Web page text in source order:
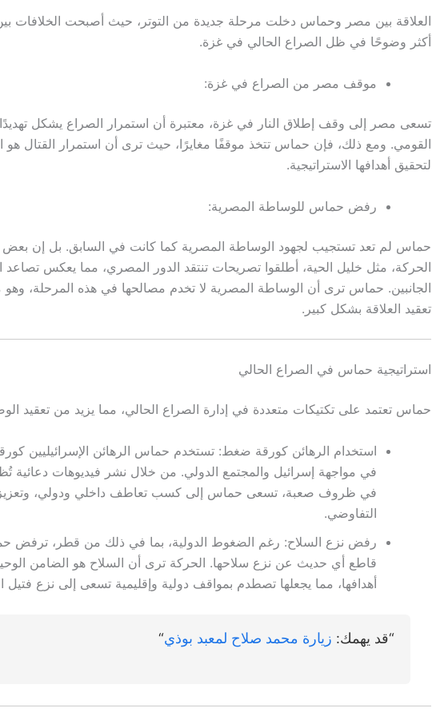
العلاقة بين مصر وحماس دخلت مرحلة جديدة من التوتر، حيث أصبحت الخلافات
أكثر وضوحًا في ظل الصراع الحالي في غزة.
موقف مصر من الصراع في غزة:
تسعى مصر إلى وقف إطلاق النار في غزة، معتبرة أن استمرار الصراع يشكل تهديدًا
القومي. ومع ذلك، فإن حماس تتخذ موقفًا مغايرًا، حيث ترى أن استمرار القتال هو
لتحقيق أهدافها الاستراتيجية.
رفض حماس للوساطة المصرية:
حماس لم تعد تستجيب لجهود الوساطة المصرية كما كانت في السابق. بل إن بعض
الحركة، مثل خليل الحية، أطلقوا تصريحات تنتقد الدور المصري، مما يعكس تصاعد
الجانبين. حماس ترى أن الوساطة المصرية لا تخدم مصالحها في هذه المرحلة، وهو
تعقيد العلاقة بشكل كبير.
استراتيجية حماس في الصراع الحالي
حماس تعتمد على تكتيكات متعددة في إدارة الصراع الحالي، مما يزيد من تعقيد
استخدام الرهائن كورقة ضغط: تستخدم حماس الرهائن الإسرائيليين
في مواجهة إسرائيل والمجتمع الدولي. من خلال نشر فيديوهات دعائية
في ظروف صعبة، تسعى حماس إلى كسب تعاطف داخلي ودولي،
التفاوضي.
رفض نزع السلاح: رغم الضغوط الدولية، بما في ذلك من قطر،
قاطع أي حديث عن نزع سلاحها. الحركة ترى أن السلاح هو الضامن
أهدافها، مما يجعلها تصطدم بمواقف دولية وإقليمية تسعى إلى نزع فتيل
“قد يهمك: زيارة محمد صلاح لمعبد بوذي“